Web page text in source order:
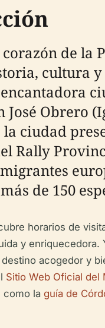
de la
cultura
José Obrero
ciudad
Rally
de 150
horarios de
y
acogedor y
Sitio Web Oficial del
como la guía de